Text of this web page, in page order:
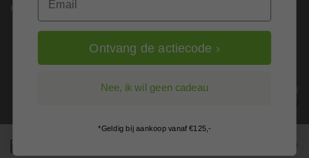
Kitcentrum is trots op:
Alle prijzen zijn in EURO en excl. 21% BTW
Ontvang de actiecode ›
Nee, ik wil geen cadeau
*Geldig bij aankoop vanaf €125,-